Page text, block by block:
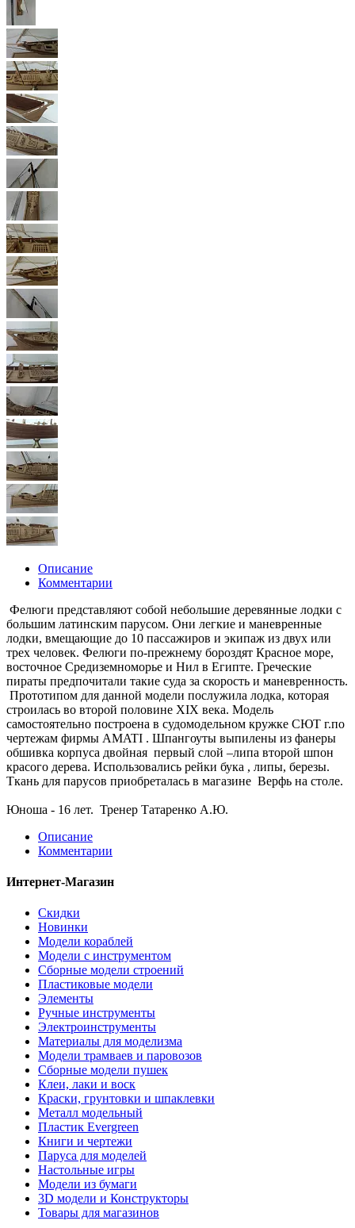
Описание
Комментарии
Фелюги представляют собой небольшие деревянные лодки с
большим латинским парусом. Они легкие и маневренные
лодки, вмещающие до 10 пассажиров и экипаж из двух или
трех человек. Фелюги по-прежнему бороздят Красное море,
восточное Средиземноморье и Нил в Египте. Греческие
пираты предпочитали такие суда за скорость и маневренность.
Прототипом для данной модели послужила лодка, которая
строилась во второй половине XIX века. Модель
самостоятельно построена в судомодельном кружке СЮТ г.по
чертежам фирмы AMATI . Шпангоуты выпилены из фанеры
обшивка корпуса двойная первый слой –липа второй шпон
красого дерева. Использовались рейки бука , липы, березы.
Ткань для парусов приобреталась в магазине Верфь на столе.
Юноша - 16 лет. Тренер Татаренко А.Ю.
Описание
Комментарии
Интернет-Магазин
Скидки
Новинки
Модели кораблей
Модели с инструментом
Сборные модели строений
Пластиковые модели
Элементы
Ручные инструменты
Электроинструменты
Материалы для моделизма
Модели трамваев и паровозов
Сборные модели пушек
Клеи, лаки и воск
Краски, грунтовки и шпаклевки
Металл модельный
Пластик Evergreen
Книги и чертежи
Паруса для моделей
Настольные игры
Модели из бумаги
3D модели и Конструкторы
Товары для магазинов